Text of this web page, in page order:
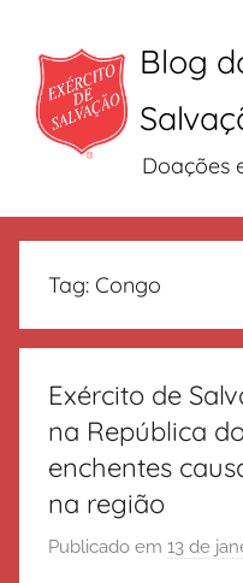
conteúdo
Blog
Doações
Tag: Congo
Exército de
na República
enchentes
na região
Publicado em 13 de